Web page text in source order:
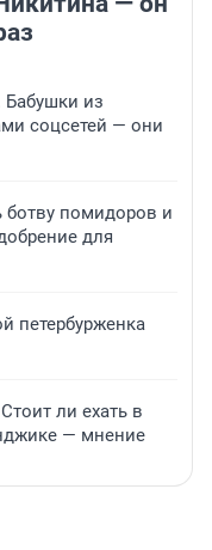
Бабушки из
соцсетей — они
помидоров и
для
петербурженка
ли ехать в
— мнение